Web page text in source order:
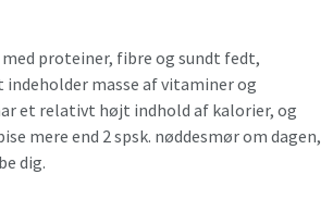
proteiner, fibre og sundt fedt,
masse af vitaminer og
et relativt højt indhold af kalorier, og
mere end 2 spsk. nøddesmør om dagen,
dig.